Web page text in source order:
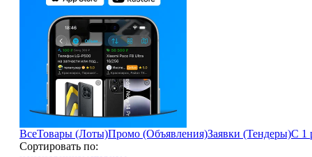
ВсеТовары (Лоты)Промо (Объявления)Заявки (Тендеры)С 1
Сортировать по: